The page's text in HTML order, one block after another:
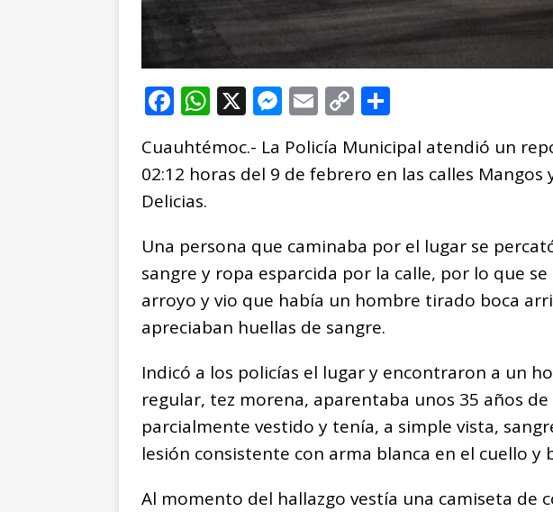
F
c
e
b
o
o
k
W
at
s
p
p
X M
ss
e
g
e
r
E
ai
l
C
p
y
n
k
m
p
ti
r
Cuauhtémoc.- La Policía Municipal atendió un
02:12 horas del 9 de febrero en las calles Mangos
Delicias.
Una persona que caminaba por el lugar se
sangre y ropa esparcida por la calle, por lo que
arroyo y vio que había un hombre tirado boca
apreciaban huellas de sangre.
Indicó a los policías el lugar y encontraron a un
regular, tez morena, aparentaba unos 35 años de
parcialmente vestido y tenía, a simple vista,
lesión consistente con arma blanca en el cuello y
Al momento del hallazgo vestía una camiseta de